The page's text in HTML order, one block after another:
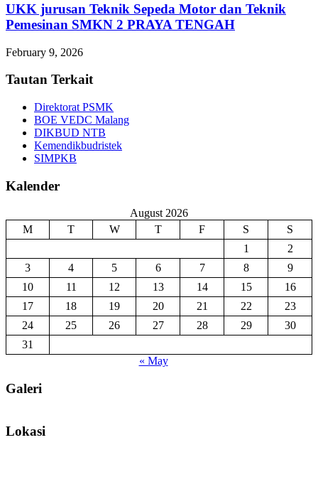
UKK jurusan Teknik Sepeda Motor dan Teknik
Pemesinan SMKN 2 PRAYA TENGAH
February 9, 2026
Tautan Terkait
Direktorat PSMK
BOE VEDC Malang
DIKBUD NTB
Kemendikbudristek
SIMPKB
Kalender
August 2026
M
T W T F S
S
1
2
3
4 5 6 7 8
9
10
11 12 13 14 15
16
17
18 19 20 21 22
23
24
25 26 27 28 29
30
31
« May
Galeri
Lokasi